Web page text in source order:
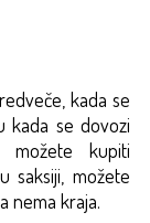
kada se
kada se dovozi
možete kupiti
saksiji, možete
nema kraja.